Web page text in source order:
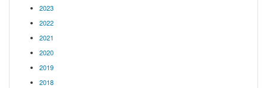
2023
2022
2021
2020
2019
2018